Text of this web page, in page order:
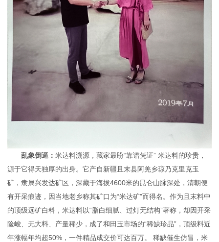
乱象倒逼： 米达料溯源，藏家最盼“靠谱凭证” 米达料的珍贵，
源于它得天独厚的出身。它产自新疆且末县阿羌乡琼乃克里克玉
矿，隶属兴发达矿区，深藏于海拔4600米的昆仑山脉深处，清朝便
有开采痕迹，因当地老乡称其矿口为“米达矿”而得名。作为且末料中
的顶级远矿白料，米达料以“脂白细腻、过灯无结构”著称，却因开采
险峻、无大料、产量稀少，成了和田玉市场的“稀缺珍品”，顶级料近
年涨幅年均超50%，一件精品成交价可达百万。 稀缺催生仿冒，米